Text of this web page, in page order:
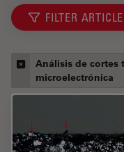
FILTER
Análisis de cortes
microelectrónica